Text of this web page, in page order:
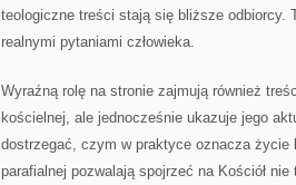
teologiczne treści stają się bliższe odbiorcy.
realnymi pytaniami człowieka.
Wyraźną rolę na stronie zajmują również
kościelnej, ale jednocześnie ukazuje jego
dostrzegać, czym w praktyce oznacza życie
parafialnej pozwalają spojrzeć na Kościół